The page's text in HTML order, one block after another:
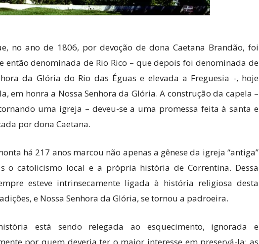
no ano de 1806, por devoção de dona Caetana Brandão, foi
então denominada de Rio Rico – que depois foi denominada de
da Glória do Rio das Éguas e elevada a Freguesia -, hoje
em honra a Nossa Senhora da Glória. A construção da capela –
uma igreja – deveu-se a uma promessa feita à santa e
por dona Caetana.
há 217 anos marcou não apenas a gênese da igreja “antiga”
o catolicismo local e a própria história de Correntina. Dessa
esteve intrinsecamente ligada à história religiosa desta
e Nossa Senhora da Glória, se tornou a padroeira.
está sendo relegada ao esquecimento, ignorada e